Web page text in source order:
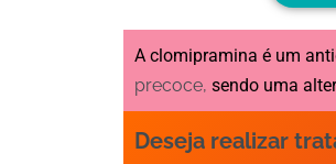
A clomipramina é um
precoce, sendo uma
Deseja realizar